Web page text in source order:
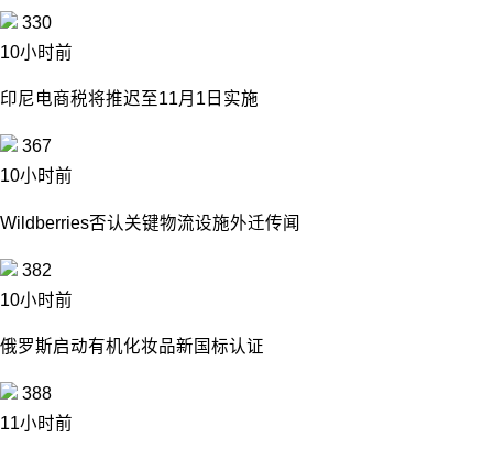
330
10小时前
印尼电商税将推迟至11月1日实施
367
10小时前
Wildberries否认关键物流设施外迁传闻
382
10小时前
俄罗斯启动有机化妆品新国标认证
388
11小时前